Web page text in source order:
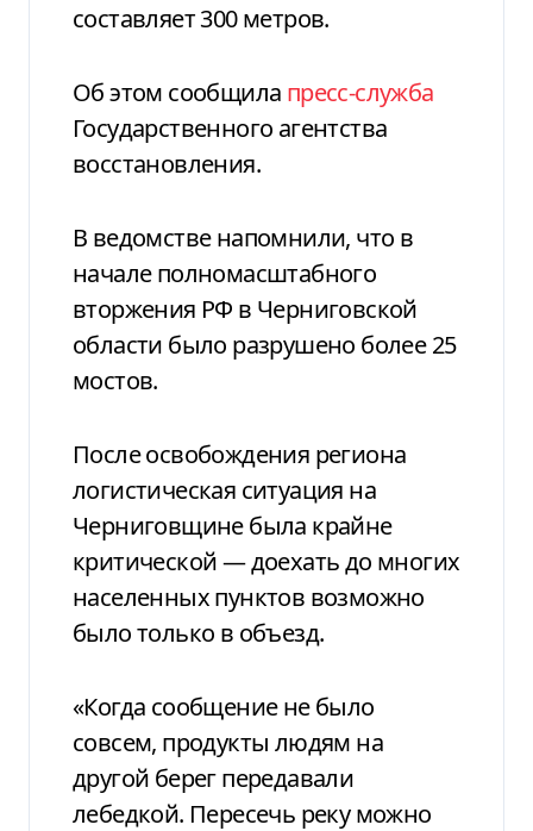
составляет 300 метров.
Об этом сообщила пресс-служба
Государственного агентства
восстановления.
В ведомстве напомнили, что в
начале полномасштабного
вторжения РФ в Черниговской
области было разрушено более 25
мостов.
После освобождения региона
логистическая ситуация на
Черниговщине была крайне
критической — доехать до многих
населенных пунктов возможно
было только в объезд.
«Когда сообщение не было
совсем, продукты людям на
другой берег передавали
лебедкой. Пересечь реку можно